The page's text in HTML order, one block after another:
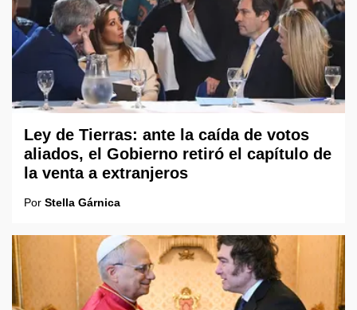
Ley de Tierras: ante la caída de votos
aliados, el Gobierno retiró el capítulo de
la venta a extranjeros
Por Stella Gárnica